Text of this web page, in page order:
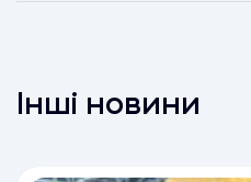
Інші новини